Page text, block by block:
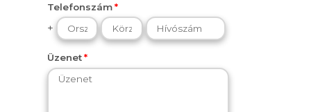
Telefonszám
+
Üzenet